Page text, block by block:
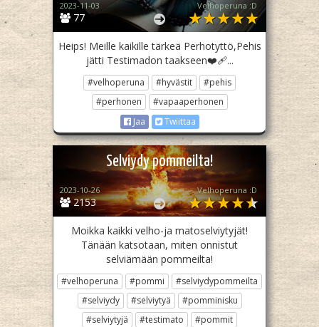
77
2023-11-03 Velhoperuna :D
Heips! Meille kaikille tärkeä Perhotyttö,Pehis
jätti Testimadon taakseen❤‍🩹...
#velhoperuna #hyvästit
#pehis
#perhonen
#vapaaperhonen
Jaa
Twiittaa
Selviydy pommeilta!
2153
2023-10-26 Velhoperuna :D
Moikka kaikki velho-ja matoselviytyjät!
Tänään katsotaan, miten onnistut
selviämään pommeilta!
#velhoperuna #pommi
#selviydypommeilta
#selviydy
#selviytyä
#pomminisku
#selviytyjä
#testimato
#pommit